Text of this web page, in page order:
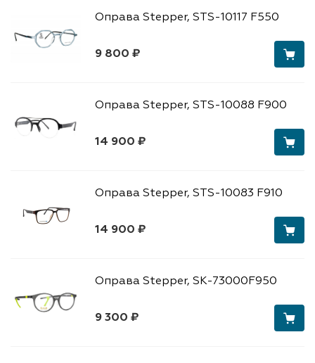
9 800 ₽
Оправа Stepper, STS-10117 F550
14 900 ₽
Оправа Stepper, STS-10088 F900
14 900 ₽
Оправа Stepper, STS-10083 F910
9 300 ₽
Оправа Stepper, SK-73000F950